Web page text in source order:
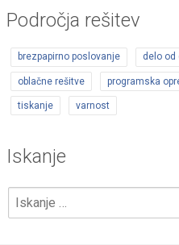
Področja rešitev
brezpapirno poslovanje delo od
oblačne rešitve programska
tiskanje varnost
Iskanje